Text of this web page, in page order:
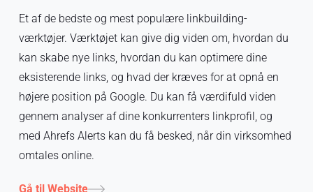
Et af de bedste og mest populære linkbuilding-
værktøjer. Værktøjet kan give dig viden om, hvordan du
kan skabe nye links, hvordan du kan optimere dine
eksisterende links, og hvad der kræves for at opnå en
højere position på Google. Du kan få værdifuld viden
gennem analyser af dine konkurrenters linkprofil, og
med Ahrefs Alerts kan du få besked, når din virksomhed
omtales online.
Gå til Website